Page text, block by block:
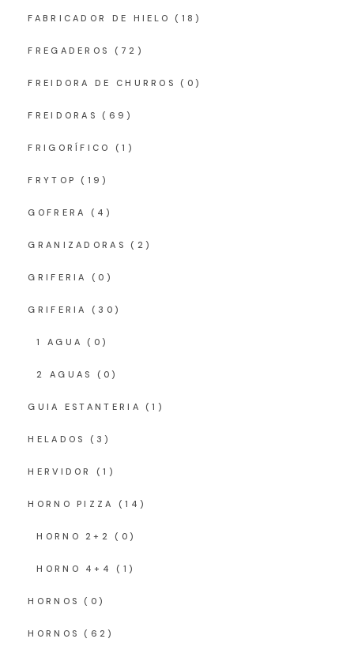
FABRICADOR DE HIELO (18)
FREGADEROS (72)
FREIDORA DE CHURROS (0)
FREIDORAS (69)
FRIGORÍFICO (1)
FRYTOP (19)
GOFRERA (4)
GRANIZADORAS (2)
GRIFERIA (0)
GRIFERIA (30)
1 AGUA (0)
2 AGUAS (0)
GUIA ESTANTERIA (1)
HELADOS (3)
HERVIDOR (1)
HORNO PIZZA (14)
HORNO 2+2 (0)
HORNO 4+4 (1)
HORNOS (0)
HORNOS (62)